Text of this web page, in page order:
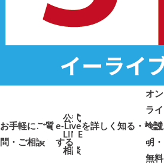
公式
LINE
相談
お手軽にご質
問・ご相談➜ ➜
オン
ライ
ン説
明・
無料
e-Liveを詳しく知る・検討
する
➜➜